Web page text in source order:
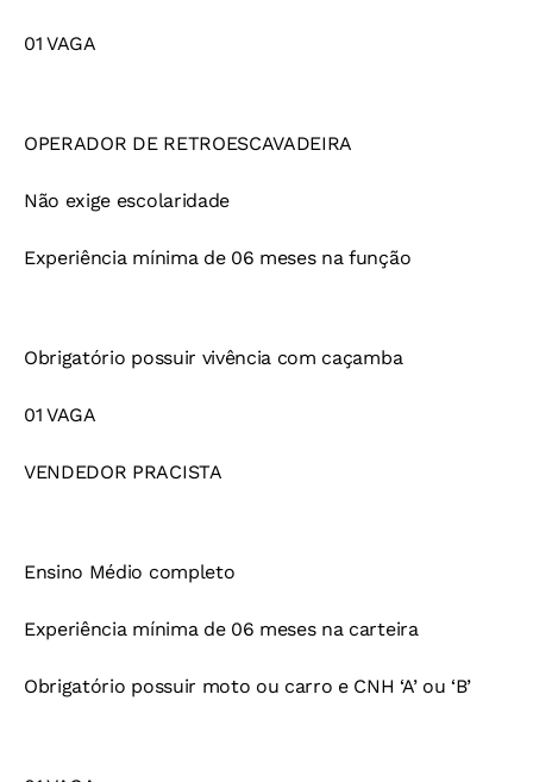
01 VAGA
OPERADOR DE RETROESCAVADEIRA
Não exige escolaridade
Experiência mínima de 06 meses na função
Obrigatório possuir vivência com caçamba
01 VAGA
VENDEDOR PRACISTA
Ensino Médio completo
Experiência mínima de 06 meses na carteira
Obrigatório possuir moto ou carro e CNH ‘A’ ou ‘B’